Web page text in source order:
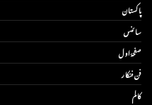
پاکستان
سائنس
صفحۂ اول
فن فنکار
کالم